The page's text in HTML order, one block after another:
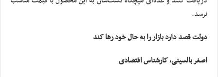
نرسد.
دولت قصد دارد بازار را به حال خود رها کند
اصغر بالسینی، کارشناس اقتصادی